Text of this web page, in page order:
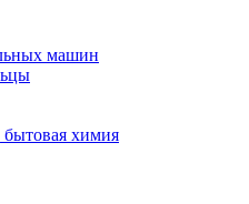
машин
бытовая химия